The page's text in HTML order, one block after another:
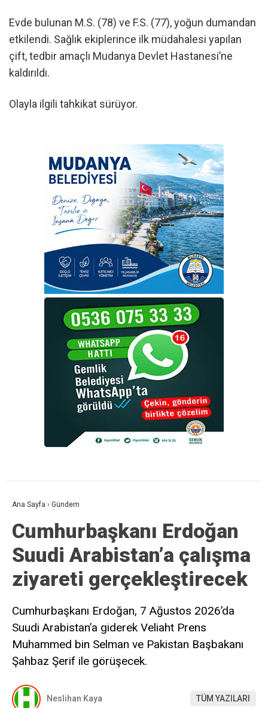
Evde bulunan M.S. (78) ve F.S. (77), yoğun dumandan
etkilendi. Sağlık ekiplerince ilk müdahalesi yapılan
çift, tedbir amaçlı Mudanya Devlet Hastanesi’ne
kaldırıldı.
Olayla ilgili tahkikat sürüyor.
Ana Sayfa › Gündem
Cumhurbaşkanı Erdoğan
Suudi Arabistan’a çalışma
ziyareti gerçekleştirecek
Cumhurbaşkanı Erdoğan, 7 Ağustos 2026’da
Suudi Arabistan’a giderek Veliaht Prens
Muhammed bin Selman ve Pakistan Başbakanı
Şahbaz Şerif ile görüşecek.
Neslihan Kaya TÜM YAZILARI